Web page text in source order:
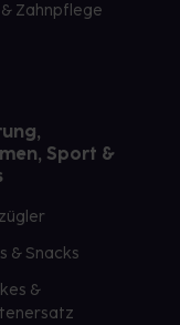
Zahnpflege
Sport &
& Snacks
&